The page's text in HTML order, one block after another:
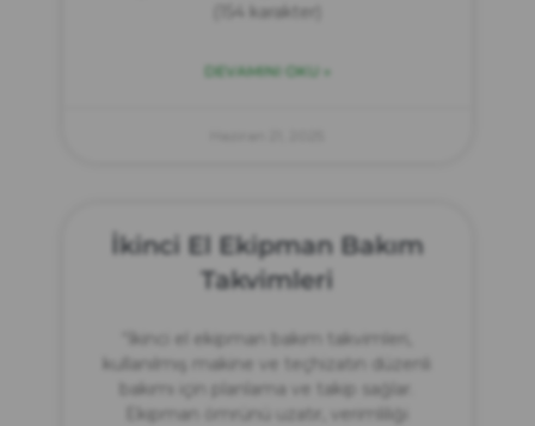
(154 karakter)
DEVAMINI OKU »
İkinci El Ekipman Bakım
Takvimleri
“İkinci el ekipman bakım takvimleri,
kullanılmış makine ve teçhizatın düzenli
bakımı için planlama ve takip sağlar.
Ekipman ömrünü uzatır, verimliliği